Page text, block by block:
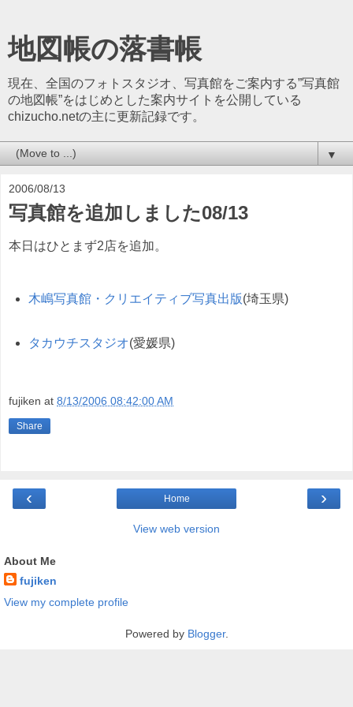
地図帳の落書帳
現在、全国のフォトスタジオ、写真館をご案内する”写真館
の地図帳”をはじめとした案内サイトを公開している
chizucho.netの主に更新記録です。
▼
2006/08/13
写真館を追加しました08/13
本日はひとまず2店を追加。
木嶋写真館・クリエイティブ写真出版(埼玉県)
タカウチスタジオ(愛媛県)
fujiken at 8/13/2006 08:42:00 AM
Share
‹ ›
Home
View web version
About Me
fujiken
View my complete profile
Powered by Blogger.